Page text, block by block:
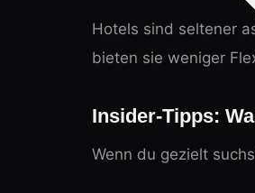
Hotels sind seltener
bieten sie weniger
Insider-Tipps:
Wenn du gezielt